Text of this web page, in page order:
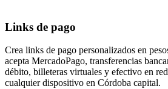
Links de pago
Crea links de pago personalizados en
acepta MercadoPago, transferencias
débito, billeteras virtuales y efectivo en
cualquier dispositivo en Córdoba capital.